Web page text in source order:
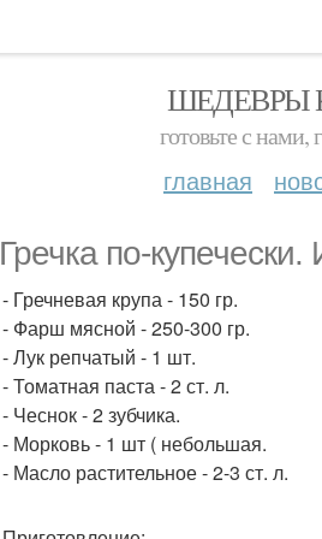
ШЕДЕВРЫ
готовьте с нами,
главная
Гречка по-
- Гречневая крупа - 150 гр.
- Фарш мясной - 250-300 гр.
- Лук репчатый - 1 шт.
- Томатная паста - 2 ст. л.
- Чеснок - 2 зубчика.
- Морковь - 1 шт ( небольшая.
- Масло растительное - 2-3 ст. л.